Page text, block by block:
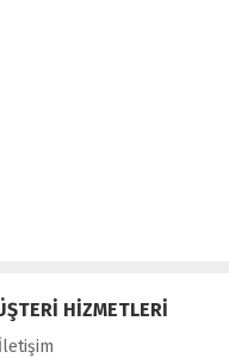
HİZMETLERİ
İletişim